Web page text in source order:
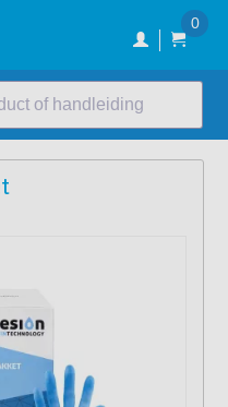
0
of handleiding